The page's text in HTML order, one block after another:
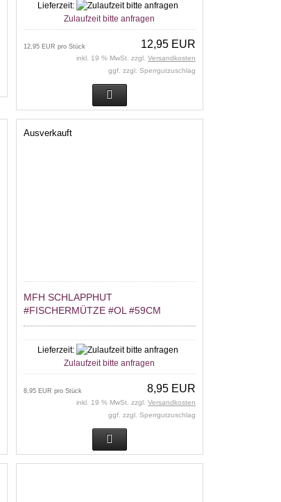
Lieferzeit:
Zulaufzeit bitte anfragen
12,95 EUR
12,95 EUR pro Stück
inkl. 19 % MwSt. zzgl. Versandkosten
ggf. zzgl. Sperrgutzuschlag
Ausverkauft
MFH SCHLAPPHUT
#FISCHERMÜTZE #OL #59CM
Lieferzeit:
Zulaufzeit bitte anfragen
8,95 EUR
8,95 EUR pro Stück
inkl. 19 % MwSt. zzgl. Versandkosten
ggf. zzgl. Sperrgutzuschlag